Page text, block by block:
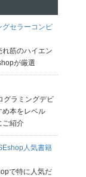
グセラーコンピ
筋のハイエン
が厳選
グラミングデビ
め本をレベル
ご紹介
人気書籍
で特に人気だ